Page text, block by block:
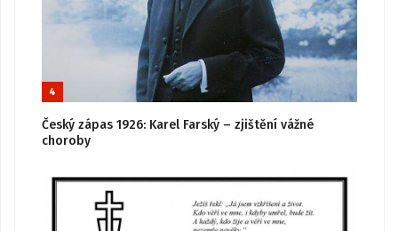
4
Český zápas 1926: Karel Farský – zjištění vážné
choroby